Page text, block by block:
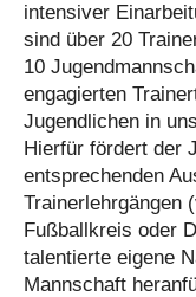
intensiver
sind über 20
10
engagierten
Jugendlichen in
Hierfür fördert der
entsprechenden
Trainerlehrgängen
Fußballkreis oder
talentierte eigene
Mannschaft